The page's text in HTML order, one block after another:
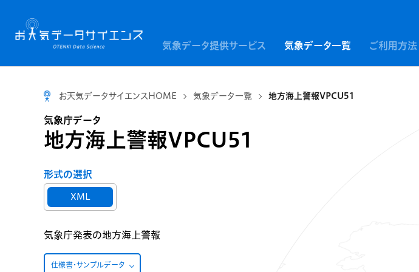
気象データ提供サービス 気象データ一覧 ご利用方法
お天気データサイエンスHOME 気象データ一覧 地方海上警報VPCU51
気象庁データ
地方海上警報VPCU51
形式の選択
XML
気象庁発表の地方海上警報
仕様書・サンプルデータ